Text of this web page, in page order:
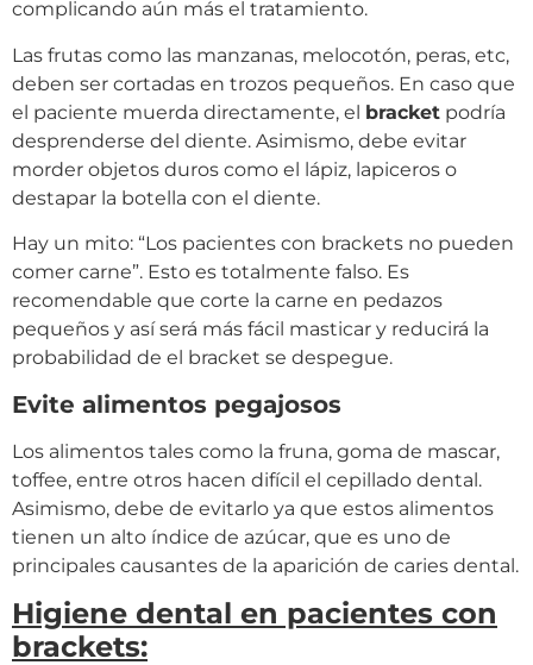
complicando aún más el tratamiento.
Las frutas como las manzanas, melocotón, peras, etc,
deben ser cortadas en trozos pequeños. En caso que
el paciente muerda directamente, el bracket podría
desprenderse del diente. Asimismo, debe evitar
morder objetos duros como el lápiz, lapiceros o
destapar la botella con el diente.
Hay un mito: “Los pacientes con brackets no pueden
comer carne”. Esto es totalmente falso. Es
recomendable que corte la carne en pedazos
pequeños y así será más fácil masticar y reducirá la
probabilidad de el bracket se despegue.
Evite alimentos pegajosos
Los alimentos tales como la fruna, goma de mascar,
toffee, entre otros hacen difícil el cepillado dental.
Asimismo, debe de evitarlo ya que estos alimentos
tienen un alto índice de azúcar, que es uno de
principales causantes de la aparición de caries dental.
Higiene dental en pacientes con
brackets: